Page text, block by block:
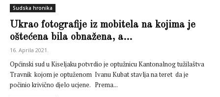
Sudska hronika
Ukrao fotografije iz mobitela na kojima je
oštećena bila obnažena, a...
16. Aprila 2021.
Općinski sud u Kiseljaku potvrdio je optužnicu Kantonalnog tužilaštva
Travnik kojom je optuženom Ivanu Kubat stavlja na teret da je
počinio krivično djelo ucjene. Prema...